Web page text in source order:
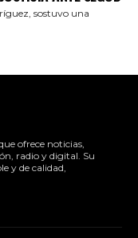
sostuvo una
ofrece noticias,
radio y digital. Su
y de calidad,